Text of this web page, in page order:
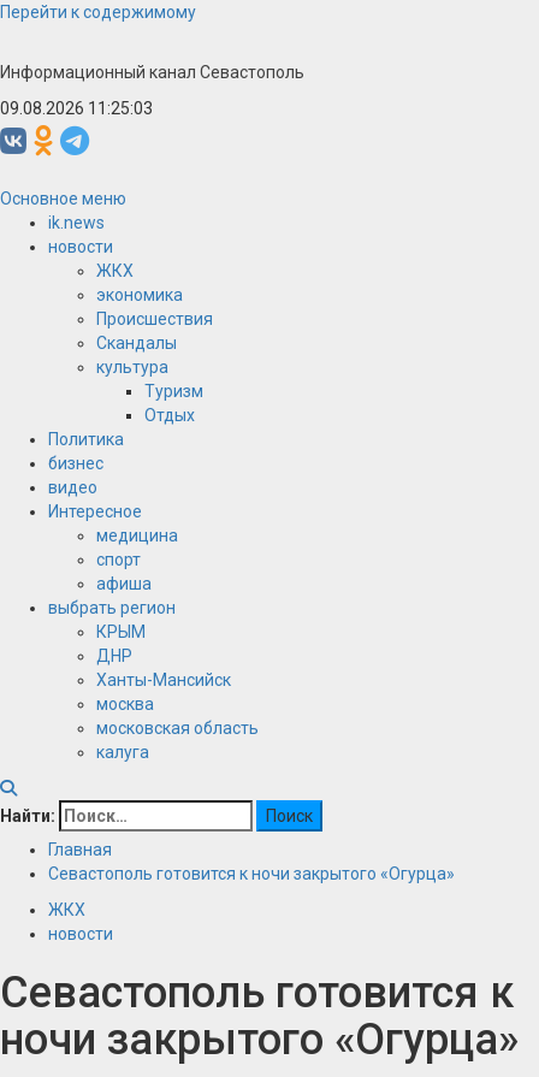
Перейти к содержимому
Информационный канал Севастополь
09.08.2026 11:25:03
Основное меню
ik.news
новости
ЖКХ
экономика
Происшествия
Скандалы
культура
Туризм
Отдых
Политика
бизнес
видео
Интересное
медицина
спорт
афиша
выбрать регион
КРЫМ
ДНР
Ханты-Мансийск
москва
московская область
калуга
Найти:
Главная
Севастополь готовится к ночи закрытого «Огурца»
ЖКХ
новости
Севастополь готовится к
ночи закрытого «Огурца»